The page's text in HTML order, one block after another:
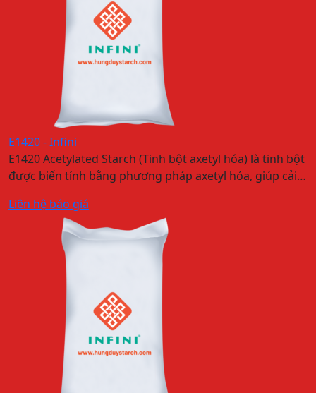
E1420 - Infini
E1420 Acetylated Starch (Tinh bột axetyl hóa) là tinh bột
được biến tính bằng phương pháp axetyl hóa, giúp cải…
Liên hệ báo giá